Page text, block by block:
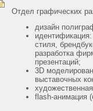
Отдел графических
дизайн
стиля,
разработка
презентаций;
3D
выставочных
flash-анимация